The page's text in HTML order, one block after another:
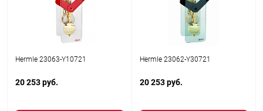
Hermle 23063-Y10721
20 253 руб.
Hermle 23062-Y30721
20 253 руб.